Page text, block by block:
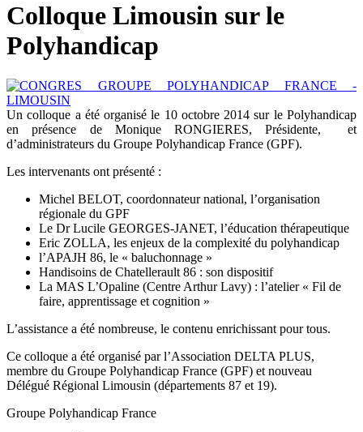
Colloque Limousin sur le
Polyhandicap
Un colloque a été organisé le 10 octobre 2014 sur le Polyhandicap
en présence de Monique RONGIERES, Présidente, et
d’administrateurs du Groupe Polyhandicap France (GPF).
Les intervenants ont présenté :
Michel BELOT, coordonnateur national, l’organisation
régionale du GPF
Le Dr Lucile GEORGES-JANET, l’éducation thérapeutique
Eric ZOLLA, les enjeux de la complexité du polyhandicap
l’APAJH 86, le « baluchonnage »
Handisoins de Chatellerault 86 : son dispositif
La MAS L’Opaline (Centre Arthur Lavy) : l’atelier « Fil de
faire, apprentissage et cognition »
L’assistance a été nombreuse, le contenu enrichissant pour tous.
Ce colloque a été organisé par l’Association DELTA PLUS,
membre du Groupe Polyhandicap France (GPF) et nouveau
Délégué Régional Limousin (départements 87 et 19).
Groupe Polyhandicap France